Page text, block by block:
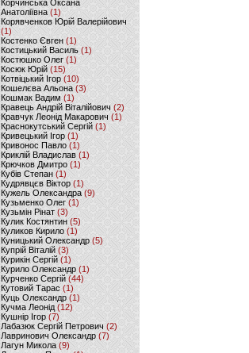
Корчинська Оксана
Анатоліївна (1)
Корявченков Юрій Валерійович
(1)
Костенко Євген (1)
Костицький Василь (1)
Костюшко Олег (1)
Косюк Юрій (15)
Котвіцький Ігор (10)
Кошелєва Альона(3)
Кошмак Вадим (1)
Кравець Андрій Віталійович (2)
Кравчук Леонід Макарович (1)
Краснокутський Сергій (1)
Кривецький Ігор (1)
Кривонос Павло (1)
Криклій Владислав (1)
Крючков Дмитро(1)
Кубів Степан(1)
Кудрявцєв Віктор (1)
Кужель Олександра (9)
Кузьменко Олег (1)
Кузьмін Рінат(3)
Кулик Костянтин(5)
Куликов Кирило (1)
Куницький Олександр (5)
Купрій Віталій (3)
Курикін Сергій(1)
Курило Олександр (1)
Курченко Сергій (44)
Кутовий Тарас (1)
Куць Олександр (1)
Кучма Леонід (12)
Кушнір Ігор(7)
Лабазюк Сергій Петрович (2)
Лавринович Олександр(7)
Лагун Микола(9)